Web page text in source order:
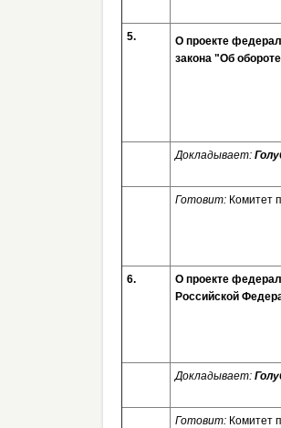
5.
О проекте
закона "Об
Докладывает:
Готовит: Комитет
6.
О проекте
Российской
Докладывает:
Готовит: Комитет